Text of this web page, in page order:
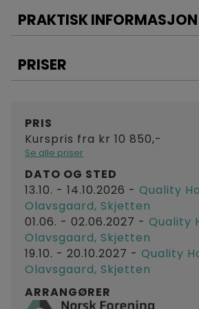
«What gets measured, gets
measured, gets rewarded», men
Målet er at
Skjønne standarden NS-EN
denne er bygget opp
Bruke standarden som et
gode KPI.
Hvordan velge indikatorer.
Sette opp (visualisere), bruke
som et verktøy.
Engasjere og motiverer
bruke og se nytteverdien i KPI
Få bedre pris som
PRAKTISK INFORMASJON
PRISER
PRIS
Kurspris fra kr 10 850,-
Se alle priser
DATO OG STED
13.10. - 14.10.2026 - Quality
Olavsgaard, Skjetten
01.06. - 02.06.2027 - Quality
Olavsgaard, Skjetten
19.10. - 20.10.2027 - Quality
Olavsgaard, Skjetten
ARRANGØRER